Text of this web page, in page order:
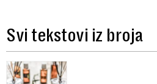
Svi tekstovi iz broja